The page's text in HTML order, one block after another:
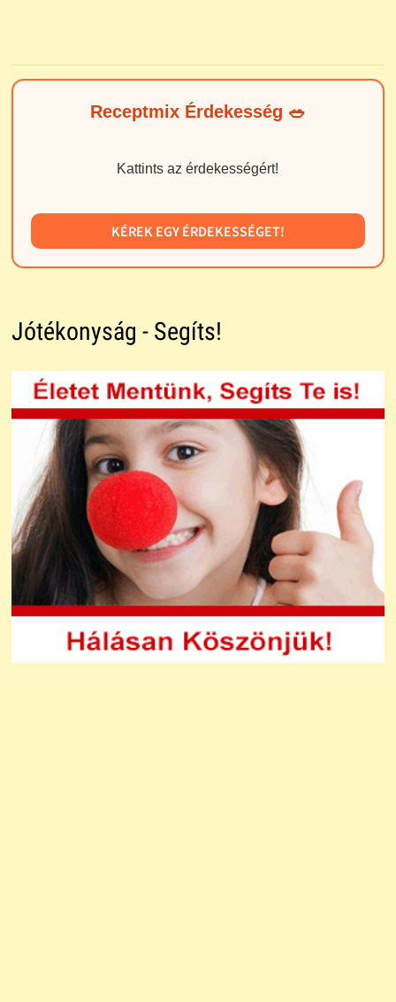
Receptmix Érdekesség 🥗
Kattints az érdekességért!
KÉREK EGY ÉRDEKESSÉGET!
Jótékonyság - Segíts!